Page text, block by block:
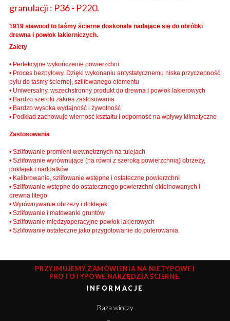
granulacji : P36 - P220.
1919 siawood to taśmy ścierne doskonale nadające się do obróbki
drewna i powłok lakierniczych.
Zalety
• Perfekcyjne wykończenie powierzchni
• Proces bezpyłowy. Dzięki wykonaniu antystatycznemu niska przyczepność
pyłu do taśmy ściernej, szlifowanego elementu
• Uniwersalny, wszechstronny produkt do drewna i powłok lakierowych
• Bardzo szeroki zakres zastosowania
• Bardzo wysoka wydajność i żywotność
• Podkład zachowuje wierność kształtu i odporność na wpływy klimatyczne
Zastosowania
• Szlifowanie promieni wewnętrznych na tulejach
• Szlifowanie wyrównujące (na równi z szeroką powierzchnią) obrzeży,
doklejek i naddatków
• Kalibrowanie, szlifowanie wstępne i ostateczne powierzchni
• Szlifowanie wstępne do ostatecznego powierzchni okleinowanych i
drewna litego
• Wyrównywanie obrzeży i doklejek
• Szlifowanie i matowanie gruntów
• Szlifowanie międzyoperacyjne powłok lakierowych
• Szlifowanie ostateczne jako przygotowanie do polerowania
PRZYJMUJEMY ZAMÓWIENIA NA NIETYPOWE I
PROTOTYPOWE NARZĘDZIA ŚCIERNE.
INFORMACJE
Baza wiedzy